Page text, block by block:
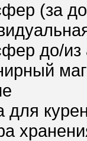
(за
до/из
для